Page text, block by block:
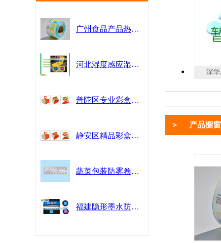
广州食品产品热敏纸批发 广州市杰星包装制品供应
河北湿度感应湿敏油墨 欢迎来电 广州乐迪新材料科技供应
普陀区专业彩盒印刷厂哪家好 上海世丰印刷供应
静安区精品彩盒印刷哪家好 上海世丰印刷供应
蔬菜包装防雾卷膜 客户至上 江苏华港医药包装供应
福建隐形墨水防伪变色油墨 值得信赖 广州乐迪新材料科技供应
深华
产品橱窗